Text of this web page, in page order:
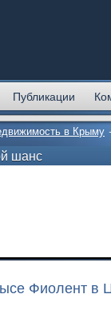
Публикации
в Крыму
шанс
Фиолент в